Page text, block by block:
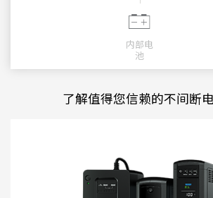
内部电
池
了解值得您信赖的不间断